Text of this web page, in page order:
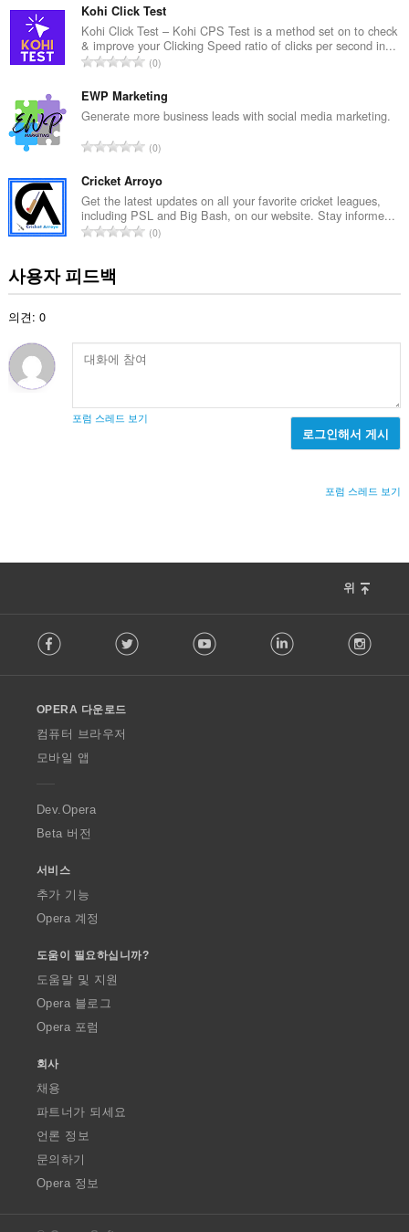
급
수
:
Kohi Click Test
Kohi Click Test – Kohi CPS Test is a method set on to check
& improve your Clicking Speed ratio of clicks per second in...
총
급
수
0
EWP Marketing
Generate more business leads with social media marketing.
총
급
수
:
0
Cricket Arroyo
Get the latest updates on all your favorite cricket leagues,
including PSL and Big Bash, on our website. Stay informe...
총
0
사용자 피드백
의견: 0
포럼 스레드 보기
로그인해서 게시
포럼 스레드 보기
위
o
w
O
p
a
Facebook Twitter Youtube LinkedIn
OPERA 다운로드
컴퓨터 브라우저
모바일 앱
Dev.Opera
Beta 버전
서비스
추가 기능
Opera 계정
도움이 필요하십니까?
도움말 및 지원
Opera 블로그
Opera 포럼
회사
채용
파트너가 되세요
언론 정보
문의하기
Opera 정보